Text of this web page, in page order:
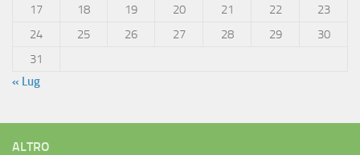
17
18 19 20 21 22
23
24
25 26 27 28 29
30
31
« Lug
ALTRO